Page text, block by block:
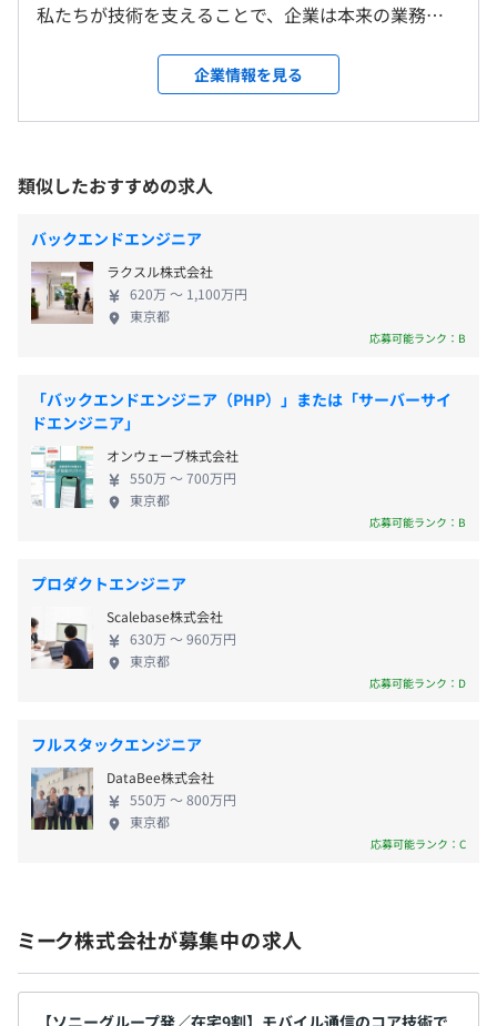
組み込むサポートをおこないます。
相談の上、ご希望のマシンを支給いたします。
リモートワーク・メッセージングアプリ等を積極活用し、
います。フリーアドレス制度を導入しており、オフィス勤
務の際にも快適に働けます。
【開発環境】
Java（Spring）、JavaScript（JQuery、 Vue.js）、RDB
【注力技術】
サブスクリプション管理技術、CI/CD等開発環境、LPWA
受動喫煙防止措置に関する事項
∟初回付与：入社月に付与（月により6～17日）
日）
・夏季／年末年始は暦により異なる
※個人の休暇は理由を問わず社員の希望通り取得可。
・残業手当：残業時間に応じて別途支給
・裁量労働手当：裁量労働制の場合に支給
昇給：年2回
社会保険完備（健康保険・厚生年金加入・雇用保険・労災
保険）
※ソニー健康保険組合加入
各種付加給付金、保養所、フィットネス費用補助など
私たちが技術を支えることで、企業は本来の業務に
にします。 企業向けシステム開発、クラウドサービ
ス、AI技術を活用したコンサルティングを通じて、お
客様のビジネス成長を支援します。
企業情報を見る
類似したおすすめの求人
バックエンドエンジニア
ラクスル株式会社
620万 〜 1,100万円
東京都
応募可能ランク：B
「バックエンドエンジニア（PHP）」または「サーバーサイ
ドエンジニア」
オンウェーブ株式会社
550万 〜 700万円
東京都
応募可能ランク：B
プロダクトエンジニア
Scalebase株式会社
630万 〜 960万円
東京都
応募可能ランク：D
フルスタックエンジニア
DataBee株式会社
550万 〜 800万円
東京都
応募可能ランク：C
ミーク株式会社が募集中の求人
【ソニーグループ発／在宅9割】モバイル通信のコア技術で